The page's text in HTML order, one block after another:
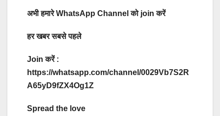
अभी हमारे WhatsApp Channel को join करें
हर खबर सबसे पहले
Join करें :
https://whatsapp.com/channel/0029Vb7S2R
A65yD9fZX4Og1Z
Spread the love